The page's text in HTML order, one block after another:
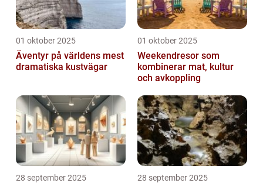
01 oktober 2025
Äventyr på världens mest
dramatiska kustvägar
01 oktober 2025
Weekendresor som
kombinerar mat, kultur
och avkoppling
28 september 2025 28 september 2025